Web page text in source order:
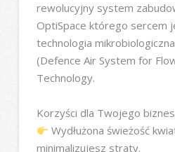
rewolucyjny system
OptiSpace którego sercem
technologia
(Defence Air System for
Technology.
Korzyści dla Twojego
Wydłużona świeżość
minimalizujesz straty.